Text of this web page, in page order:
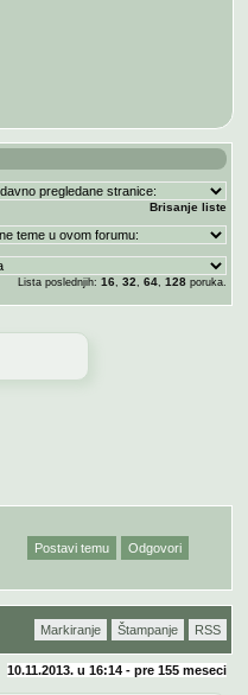
Brisanje liste
Lista poslednjih: 16, 32 64, 128poruka.
Postavi temu Odgovori
Markiranje Štampanje RSS
10.11.2013. u 16:14 - pre 155 meseci